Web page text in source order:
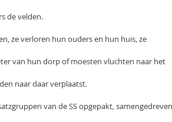
de velden.
ze verloren hun ouders en hun huis, ze
van hun dorp of moesten vluchten naar het
naar daar verplaatst.
van de SS opgepakt, samengedreven